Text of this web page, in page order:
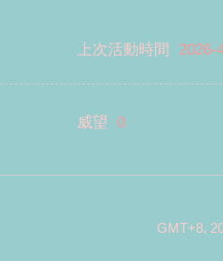
上次活動時間
2026-
威望 0
GMT+8,